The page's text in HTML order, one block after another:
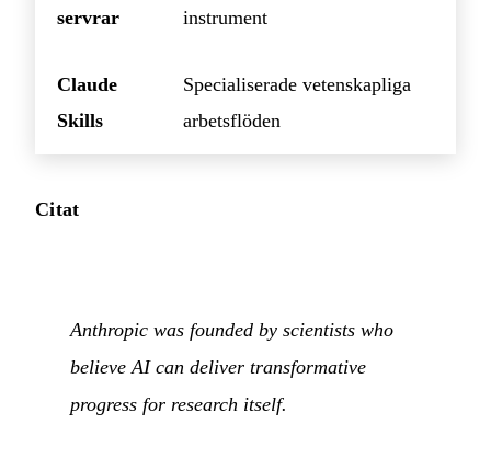
servrar
instrument
Claude
Skills
Specialiserade vetenskapliga
arbetsflöden
Citat
Anthropic was founded by scientists who
believe AI can deliver transformative
progress for research itself.